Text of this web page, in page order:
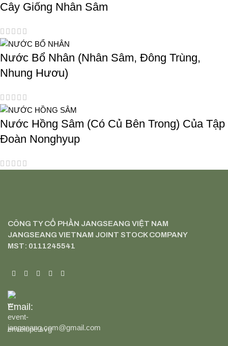
Cây Giống Nhân Sâm
Nước Bổ Nhân (Nhân Sâm, Đông Trùng,
Nhung Hươu)
Nước Hồng Sâm (Có Củ Bên Trong) Của Tập
Đoàn Nonghyup
CÔNG TY CỔ PHẦN JANGSEANG VIỆT NAM
JANGSEANG VIETNAM JOINT STOCK COMPANY
MST: 0111245541
Email:
jangseang.com@gmail.com